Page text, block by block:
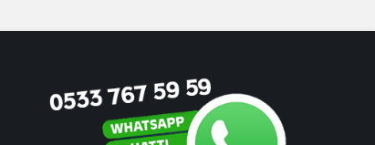
2 hafta önce
Beykoz TEM’de feci kaza! 1 ölü,